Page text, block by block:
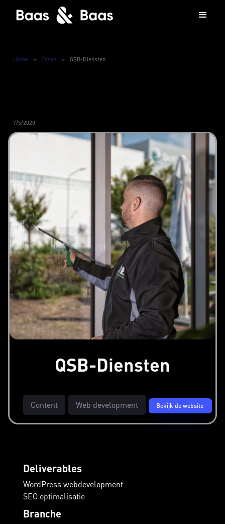
Home » Cases » QSB-Diensten
7/5/2020
QSB-Diensten
Content Web development Bekijk de website
Deliverables
WordPress webdevelopment
SEO optimalisatie
Branche